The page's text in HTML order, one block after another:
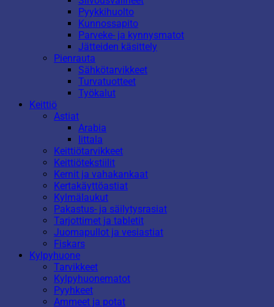
Pyykkihuolto
Kunnossapito
Parveke- ja kynnysmatot
Jätteiden käsittely
Pienrauta
Sähkötarvikkeet
Turvatuotteet
Työkalut
Keittiö
Astiat
Arabia
Iittala
Keittiötarvikkeet
Keittiötekstiilit
Kernit ja vahakankaat
Kertakäyttöastiat
Kylmälaukut
Pakastus- ja säilytysrasiat
Tarjottimet ja tabletit
Juomapullot ja vesiastiat
Fiskars
Kylpyhuone
Tarvikkeet
Kylpyhuonematot
Pyyhkeet
Ammeet ja potat